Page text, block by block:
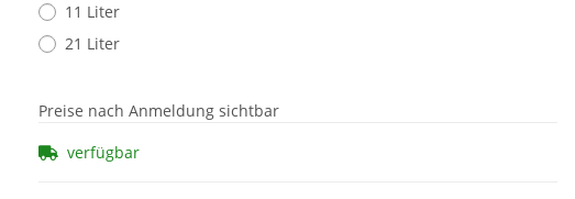
11 Liter
21 Liter
Preise nach Anmeldung sichtbar
verfügbar